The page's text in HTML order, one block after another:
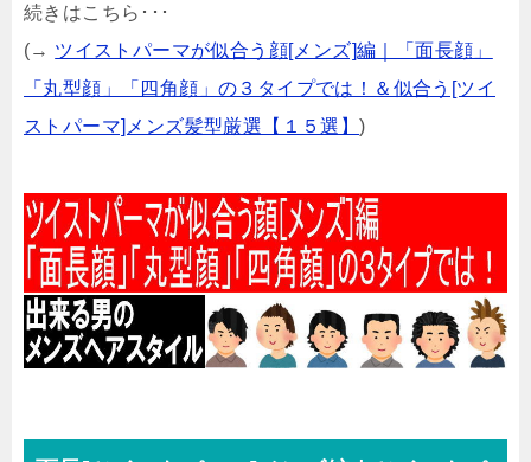
続きはこちら･･･
(→ ツイストパーマが似合う顔[メンズ]編｜「面長顔」
「丸型顔」「四角顔」の３タイプでは！＆似合う[ツイ
ストパーマ]メンズ髪型厳選【１５選】)